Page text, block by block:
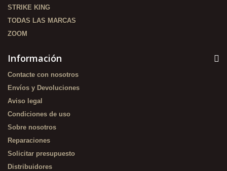
STRIKE KING
TODAS LAS MARCAS
ZOOM
Información
Contacte con nosotros
Envíos y Devoluciones
Aviso legal
Condiciones de uso
Sobre nosotros
Reparaciones
Solicitar presupuesto
Distribuidores